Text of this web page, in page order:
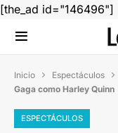
[the_ad id="146496"]
Inicio  Espectáculos 
Gaga como Harley Quinn
ESPECTÁCULOS